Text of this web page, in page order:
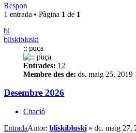
Respon
1 entrada • Pàgina 1 de 1
bl
bliskibluski
:: puça
Entrades: 12
Membre des de: ds. maig 25, 2019
Desembre 2026
Citació
EntradaAutor: bliskibluski » dc. maig 27,